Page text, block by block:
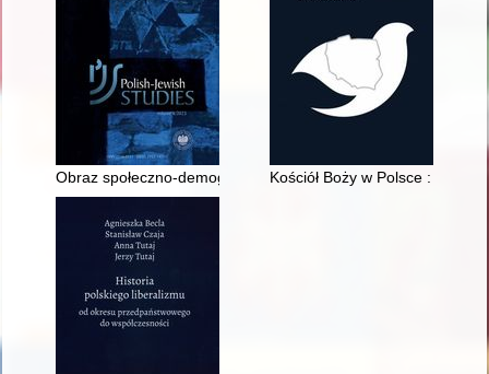
Obraz społeczno-demograficzny ludności żydowskiej w
Kościół Boży w Polsce :